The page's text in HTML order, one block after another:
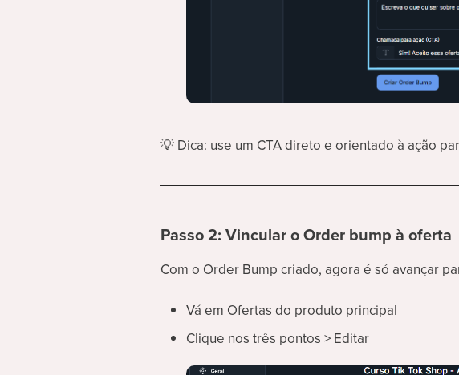
💡Dica: use um CTA direto e orientado à ação
Passo 2: Vincular o Order bump à oferta
Com o Order Bump criado, agora é só avançar
Vá em Ofertas do produto principal
Clique nos três pontos > Editar